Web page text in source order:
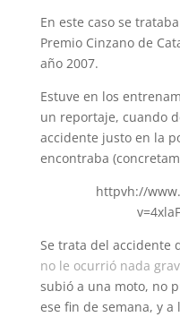
En este caso se
Premio Cinzano de
año 2007.
Estuve en los
un reportaje, cuando
accidente justo en la
encontraba
httpvh://
Se trata del accidente
no le ocurrió nada
subió a una moto, no
ese fin de semana, y